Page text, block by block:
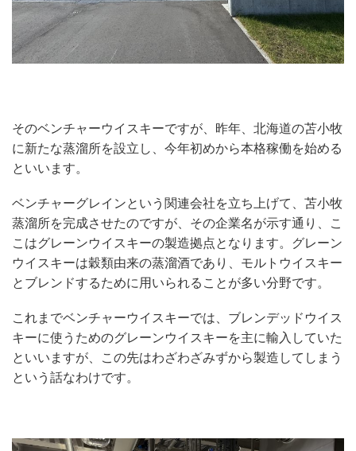
そのベンチャーウイスキーですが、昨年、北海道の苫小牧
に新たな蒸溜所を設立し、今年初めから本格稼働を始める
といいます。
ベンチャーグレインという関連会社を立ち上げて、苫小牧
蒸溜所を完成させたのですが、その企業名が示す通り、こ
こはグレーンウイスキーの製造拠点となります。グレーン
ウイスキーは穀類由来の蒸溜酒であり、モルトウイスキー
とブレンドするために用いられることが多い分野です。
これまでベンチャーウイスキーでは、ブレンデッドウイス
キーに使うためのグレーンウイスキーを主に輸入していた
といいますが、この先はわざわざみずから製造してしまう
という話なわけです。